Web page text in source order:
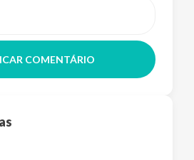
COMENTÁRIO